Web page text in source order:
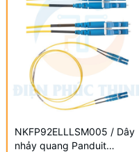
NKFP92ELLLSM005 / Dây
nhảy quang Panduit